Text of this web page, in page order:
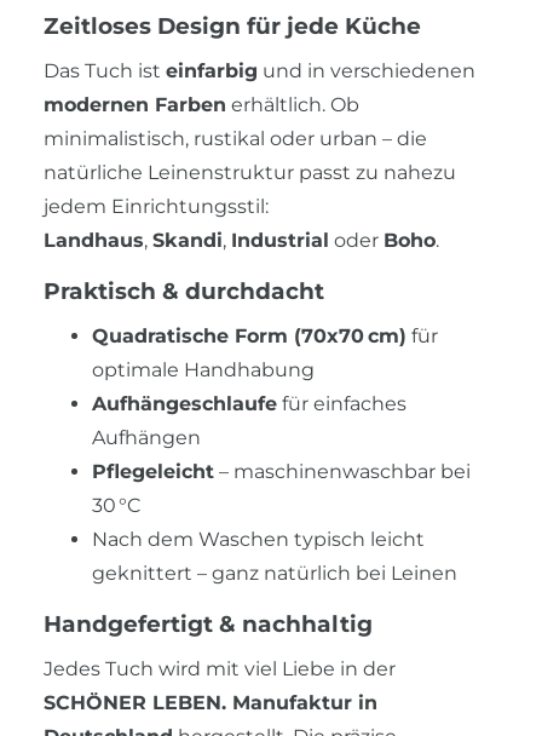
Zeitloses Design für jede Küche
Das Tuch ist einfarbig und in verschiedenen
modernen Farben erhältlich. Ob
minimalistisch, rustikal oder urban – die
natürliche Leinenstruktur passt zu nahezu
jedem Einrichtungsstil:
Landhaus, Skandi, Industrial oder Boho.
Praktisch & durchdacht
Quadratische Form (70x70 cm) für
optimale Handhabung
Aufhängeschlaufe für einfaches
Aufhängen
Pflegeleicht – maschinenwaschbar bei
30 °C
Nach dem Waschen typisch leicht
geknittert – ganz natürlich bei Leinen
Handgefertigt & nachhaltig
Jedes Tuch wird mit viel Liebe in der
SCHÖNER LEBEN. Manufaktur in